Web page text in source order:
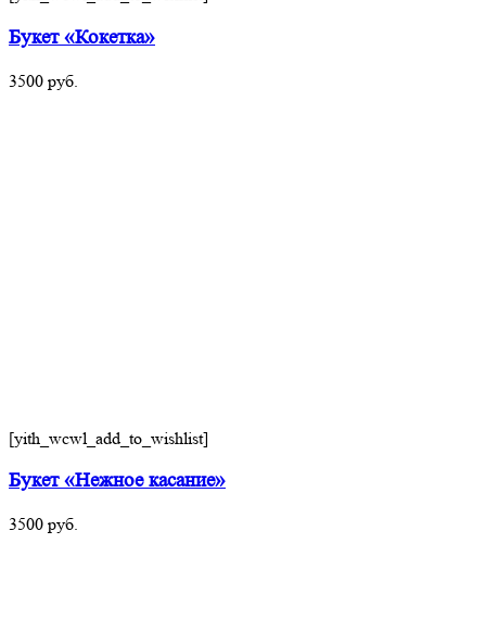
Букет «Кокетка»
3500 руб.
[yith_wcwl_add_to_wishlist]
Букет «Нежное касание»
3500 руб.